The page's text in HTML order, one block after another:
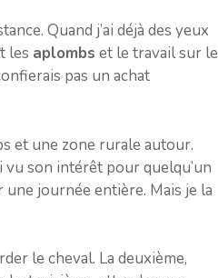
Quand j’ai déjà des yeux
les aplombs et le travail sur le
pas un achat
et une zone rurale autour.
vu son intérêt pour quelqu’un
journée entière. Mais je la
le cheval. La deuxième,